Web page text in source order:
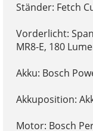
Ständer: Fetch
Vorderlicht:
MR8-E, 180
Akku: Bosch
Akkuposition:
Motor: Bosch